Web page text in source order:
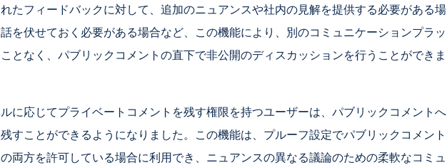
たフィードバックに対して、追加のニュアンスや社内の見解を提供する必要がある場
を伏せておく必要がある場合など、この機能により、別のコミュニケーションプラッ
となく、パブリックコメントの直下で非公開のディスカッションを行うことができま
に応じてプライベートコメントを残す権限を持つユーザーは、パブリックコメントへ
すことができるようになりました。この機能は、プルーフ設定でパブリックコメント
両方を許可している場合に利用でき、ニュアンスの異なる議論のための柔軟なコミュ